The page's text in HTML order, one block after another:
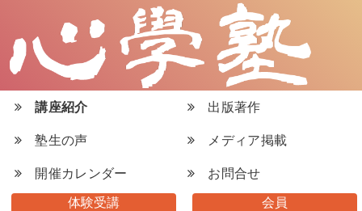
講座紹介 出版著作
塾生の声 メディア掲載
開催カレンダー お問合せ
体験受講
会員